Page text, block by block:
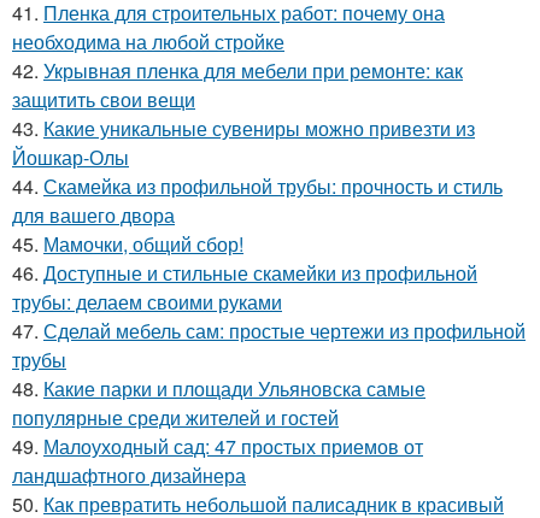
41. Пленка для строительных работ: почему она
необходима на любой стройке
42. Укрывная пленка для мебели при ремонте: как
защитить свои вещи
43. Какие уникальные сувениры можно привезти из
Йошкар-Олы
44. Скамейка из профильной трубы: прочность и стиль
для вашего двора
45. Мамочки, общий сбор!
46. Доступные и стильные скамейки из профильной
трубы: делаем своими руками
47. Сделай мебель сам: простые чертежи из профильной
трубы
48. Какие парки и площади Ульяновска самые
популярные среди жителей и гостей
49. Малоуходный сад: 47 простых приемов от
ландшафтного дизайнера
50. Как превратить небольшой палисадник в красивый